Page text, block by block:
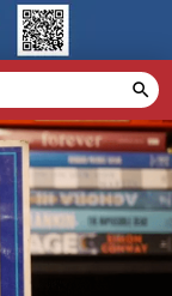
search
clear